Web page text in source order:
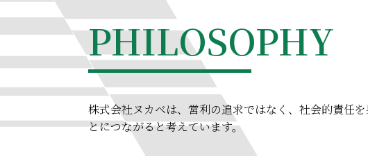
PHILOSOPHY
株式会社ヌカベは、営利の追求ではなく、社会的責任
とにつながると考えています。